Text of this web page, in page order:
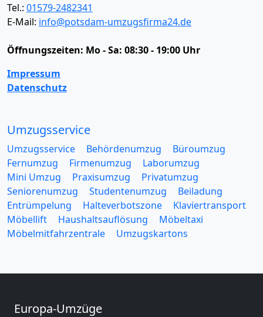
Tel.: 01579-2482341
E-Mail: info@potsdam-umzugsfirma24.de
Öffnungszeiten: Mo - Sa: 08:30 - 19:00 Uhr
Impressum
Datenschutz
Umzugsservice
Umzugsservice Behördenumzug
Büroumzug
Fernumzug
Firmenumzug
Laborumzug
Mini Umzug
Praxisumzug
Privatumzug
Seniorenumzug
Studentenumzug
Beiladung
Entrümpelung
Halteverbotszone
Klaviertransport
Möbellift
Haushaltsauflösung
Möbeltaxi
Möbelmitfahrzentrale
Umzugskartons
Europa-Umzüge